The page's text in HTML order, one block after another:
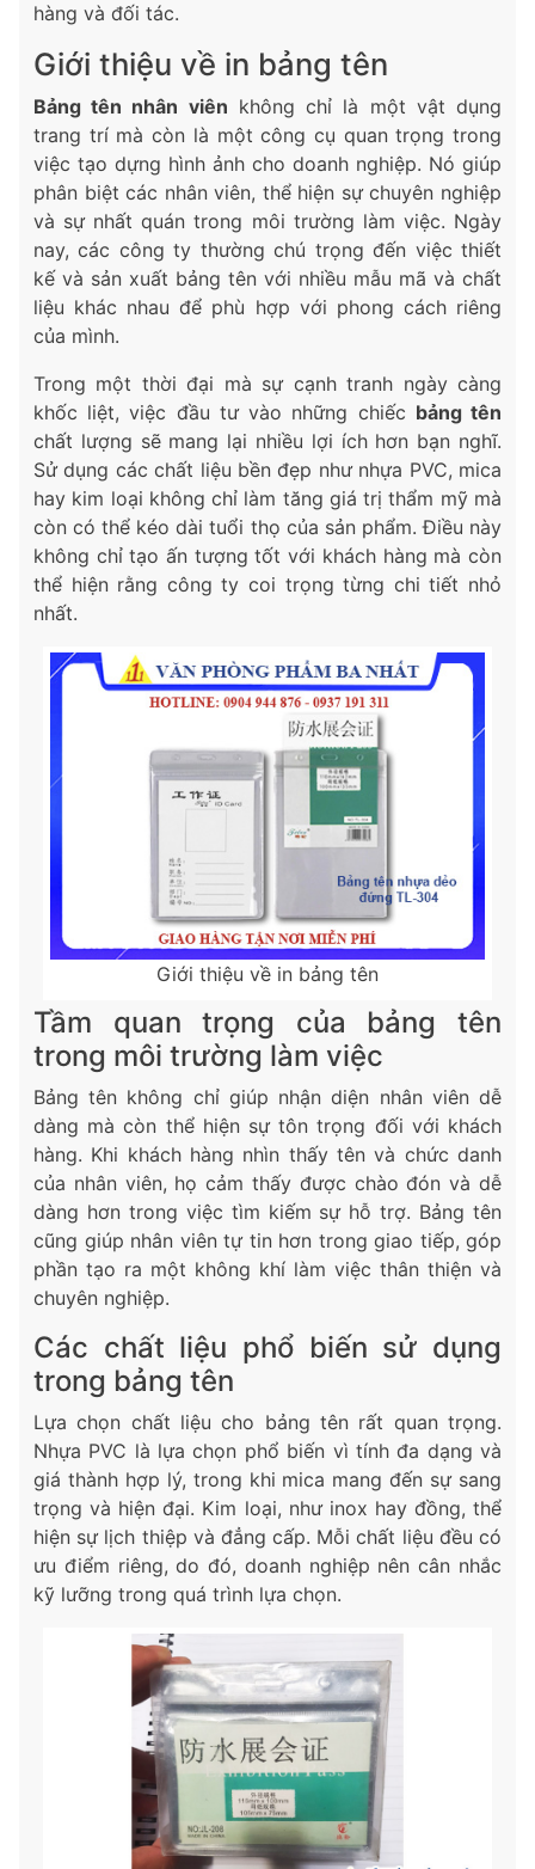
hàng và đối tác.
Giới thiệu về in bảng tên
Bảng tên nhân viên không chỉ là một vật dụng
trang trí mà còn là một công cụ quan trọng trong
việc tạo dựng hình ảnh cho doanh nghiệp. Nó giúp
phân biệt các nhân viên, thể hiện sự chuyên nghiệp
và sự nhất quán trong môi trường làm việc. Ngày
nay, các công ty thường chú trọng đến việc thiết
kế và sản xuất bảng tên với nhiều mẫu mã và chất
liệu khác nhau để phù hợp với phong cách riêng
của mình.
Trong một thời đại mà sự cạnh tranh ngày càng
khốc liệt, việc đầu tư vào những chiếc bảng tên
chất lượng sẽ mang lại nhiều lợi ích hơn bạn nghĩ.
Sử dụng các chất liệu bền đẹp như nhựa PVC, mica
hay kim loại không chỉ làm tăng giá trị thẩm mỹ mà
còn có thể kéo dài tuổi thọ của sản phẩm. Điều này
không chỉ tạo ấn tượng tốt với khách hàng mà còn
thể hiện rằng công ty coi trọng từng chi tiết nhỏ
nhất.
Giới thiệu về in bảng tên
Tầm quan trọng của bảng tên
trong môi trường làm việc
Bảng tên không chỉ giúp nhận diện nhân viên dễ
dàng mà còn thể hiện sự tôn trọng đối với khách
hàng. Khi khách hàng nhìn thấy tên và chức danh
của nhân viên, họ cảm thấy được chào đón và dễ
dàng hơn trong việc tìm kiếm sự hỗ trợ. Bảng tên
cũng giúp nhân viên tự tin hơn trong giao tiếp, góp
phần tạo ra một không khí làm việc thân thiện và
chuyên nghiệp.
Các chất liệu phổ biến sử dụng
trong bảng tên
Lựa chọn chất liệu cho bảng tên rất quan trọng.
Nhựa PVC là lựa chọn phổ biến vì tính đa dạng và
giá thành hợp lý, trong khi mica mang đến sự sang
trọng và hiện đại. Kim loại, như inox hay đồng, thể
hiện sự lịch thiệp và đẳng cấp. Mỗi chất liệu đều có
ưu điểm riêng, do đó, doanh nghiệp nên cân nhắc
kỹ lưỡng trong quá trình lựa chọn.